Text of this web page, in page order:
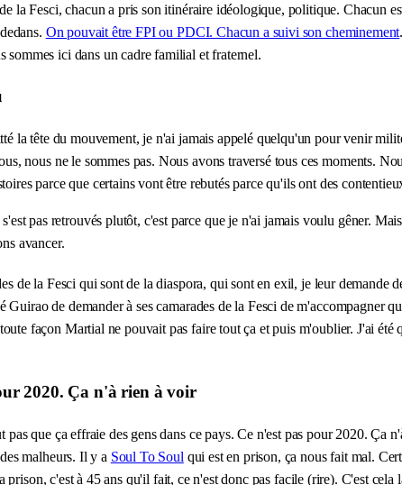
la Fesci, chacun a pris son itinéraire idéologique, politique.
On pouvait être FPI ou PDCI. Chacun a suivi son cheminement
sommes ici dans un cadre familial et fraternel.
la tête du mouvement, je n'ai jamais appelé quelqu'un pour venir
nous ne le sommes pas. Nous avons traversé tous ces moments.
parce que certains vont être rebutés parce qu'ils ont des
pas retrouvés plutôt, c'est parce que je n'ai jamais voulu gêner.
avancer.
de la Fesci qui sont de la diaspora, qui sont en exil, je leur
de demander à ses camarades de la Fesci de m'accompagner
façon Martial ne pouvait pas faire tout ça et puis m'oublier. J'ai
2020. Ça n'à rien à voir
que ça effraie des gens dans ce pays. Ce n'est pas pour 2020.
malheurs. Il y a Soul To Soulqui est en prison, ça nous fait mal.
c'est à 45 ans qu'il fait, ce n'est donc pas facile (rire). C'est cela